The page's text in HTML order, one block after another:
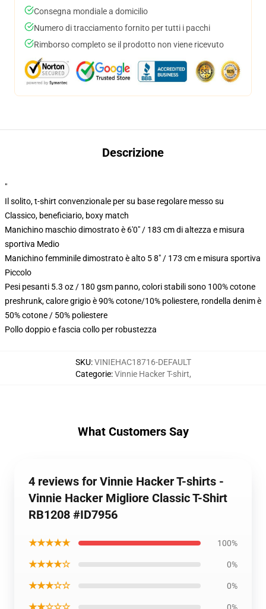
Consegna mondiale a domicilio
Numero di tracciamento fornito per tutti i pacchi
Rimborso completo se il prodotto non viene ricevuto
Descrizione
"
Il solito, t-shirt convenzionale per su base regolare messo su
Classico, beneficiario, boxy match
Manichino maschio dimostrato è 6'0" / 183 cm di altezza e misura
sportiva Medio
Manichino femminile dimostrato è alto 5 8" / 173 cm e misura sportiva
Piccolo
Pesi pesanti 5.3 oz / 180 gsm panno, colori stabili sono 100% cotone
preshrunk, calore grigio è 90% cotone/10% poliestere, rondella denim è
50% cotone / 50% poliestere
Pollo doppio e fascia collo per robustezza
SKU:VINIEHAC18716-DEFAULT
Categorie:Vinnie Hacker T-shirt,
What Customers Say
4 reviews for Vinnie Hacker T-shirts -
Vinnie Hacker Migliore Classic T-Shirt
RB1208 #ID7956
★★★★★ 100%
★★★★☆ 0%
★★★☆☆ 0%